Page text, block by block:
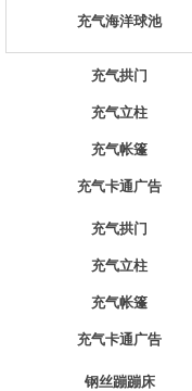
充气海洋球池
充气拱门
充气立柱
充气帐篷
充气卡通广告
充气拱门
充气立柱
充气帐篷
充气卡通广告
钢丝蹦蹦床